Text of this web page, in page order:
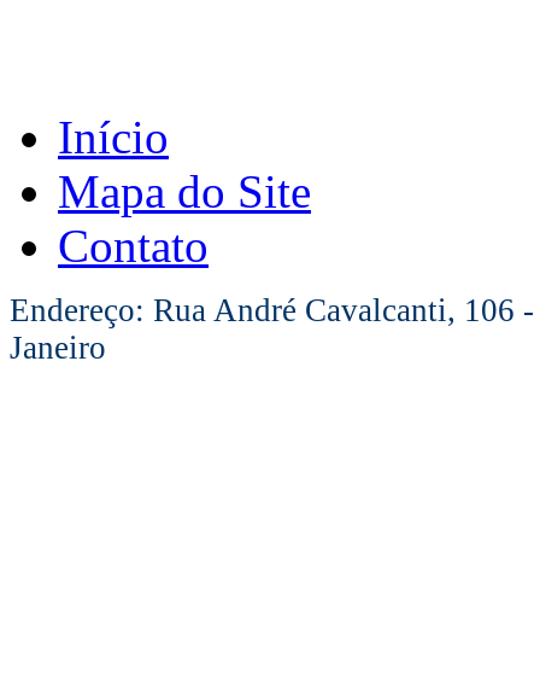
Início
Mapa do Site
Contato
Endereço: Rua André Cavalcanti, 106
Janeiro